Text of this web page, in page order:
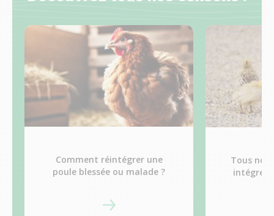
Comment réintégrer une
poule blessée ou malade ?
Tous nos
intégrer